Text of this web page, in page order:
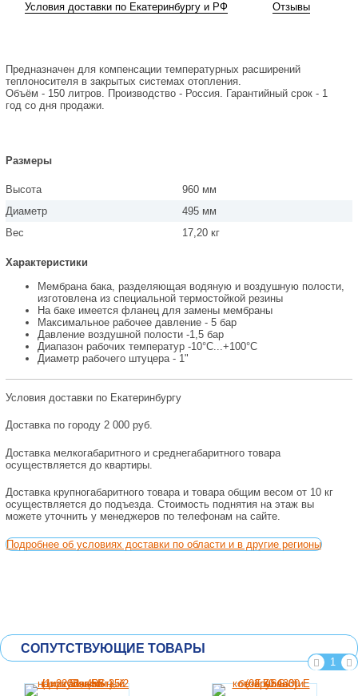
Условия доставки по Екатеринбургу и РФ Отзывы
Предназначен для компенсации температурных расширений
теплоносителя в закрытых системах отопления.
Объём - 150 литров. Производство - Россия. Гарантийный срок - 1
год со дня продажи.
Размеры
Высота
960 мм
Диаметр
495 мм
Вес
17,20 кг
Характеристики
Мембрана бака, разделяющая водяную и воздушную полости,
изготовлена из специальной термостойкой резины
На баке имеется фланец для замены мембраны
Максимальное рабочее давление - 5 бар
Давление воздушной полости -1,5 бар
Диапазон рабочих температур -10°С...+100°С
Диаметр рабочего штуцера - 1"
Условия доставки по Екатеринбургу
Доставка по городу 2 000 руб.
Доставка мелкогабаритного и среднегабаритного товара
осуществляется до квартиры.
Доставка крупногабаритного товара и товара общим весом от 10 кг
осуществляется до подъезда. Стоимость поднятия на этаж вы
можете уточнить у менеджеров по телефонам на сайте.
Подробнее об условиях доставки по области и в другие регионы
СОПУТСТВУЮЩИЕ ТОВАРЫ
1